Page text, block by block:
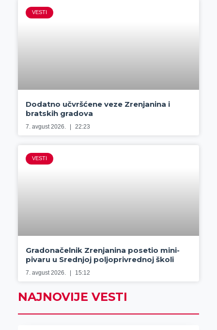
VESTI
Dodatno učvršćene veze Zrenjanina i
bratskih gradova
7. avgust 2026. 22:23
VESTI
Gradonačelnik Zrenjanina posetio mini-
pivaru u Srednjoj poljoprivrednoj školi
7. avgust 2026. 15:12
NAJNOVIJE VESTI